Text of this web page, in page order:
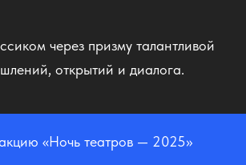
через призму талантливой
открытий и диалога.
«Ночь театров — 2025»